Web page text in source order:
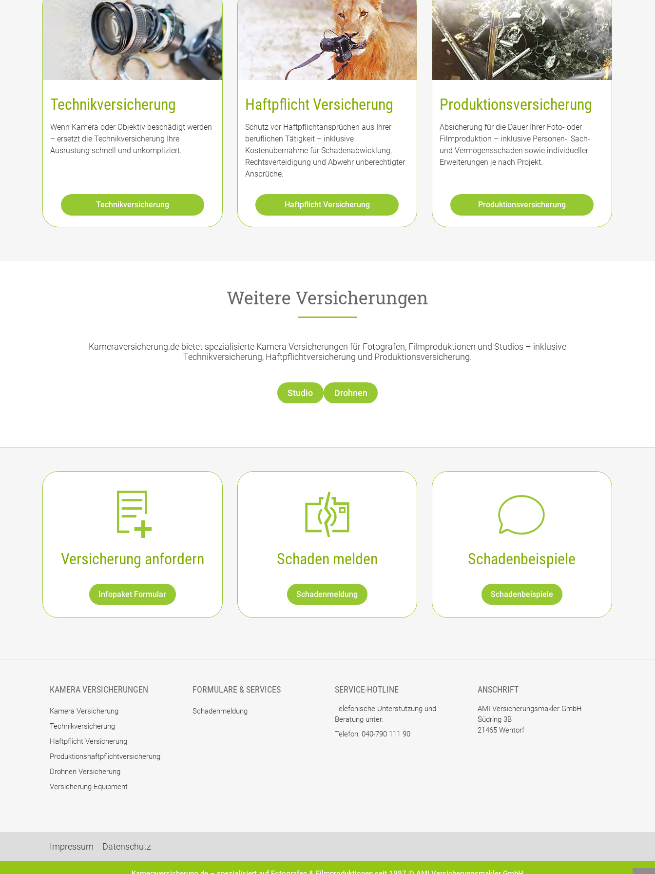
Technikversicherung
Wenn Kamera oder Objektiv beschädigt werden
– ersetzt die Technikversicherung Ihre
Ausrüstung schnell und unkompliziert.
Technikversicherung
Haftpflicht Versicherung
Schutz vor Haftpflichtansprüchen aus Ihrer
beruflichen Tätigkeit – inklusive
Kostenübernahme für Schadenabwicklung,
Rechtsverteidigung und Abwehr unberechtigter
Ansprüche.
Haftpflicht Versicherung
Produktionsversicherung
Absicherung für die Dauer Ihrer Foto- oder
Filmproduktion – inklusive Personen-, Sach-
und Vermögensschäden sowie individueller
Erweiterungen je nach Projekt.
Produktionsversicherung
Weitere Versicherungen
Kameraversicherung.de bietet spezialisierte Kamera Versicherungen für Fotografen, Filmproduktionen und Studios – inklusive
Technikversicherung, Haftpflichtversicherung und Produktionsversicherung.
Studio Drohnen
Versicherung anfordern
Infopaket Formular
Schaden melden
Schadenmeldung
Schadenbeispiele
Schadenbeispiele
KAMERA VERSICHERUNGEN
Kamera Versicherung
Technikversicherung
Haftpflicht Versicherung
Produktionshaftpflichtversicherung
Drohnen Versicherung
Versicherung Equipment
FORMULARE & SERVICES
Schadenmeldung
SERVICE-HOTLINE
Telefonische Unterstützung und
Beratung unter:
Telefon: 040-790 111 90
ANSCHRIFT
AMI Versicherungsmakler GmbH
Südring 3B
21465 Wentorf
Impressum Datenschutz